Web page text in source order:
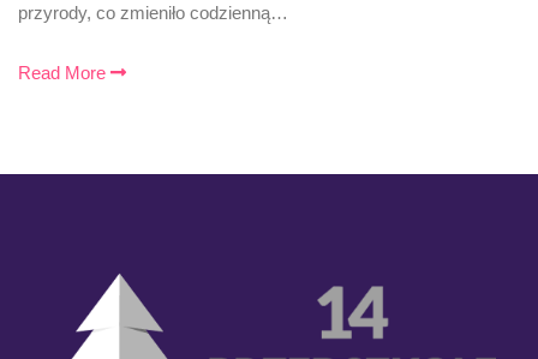
przyrody, co zmieniło codzienną…
Read More